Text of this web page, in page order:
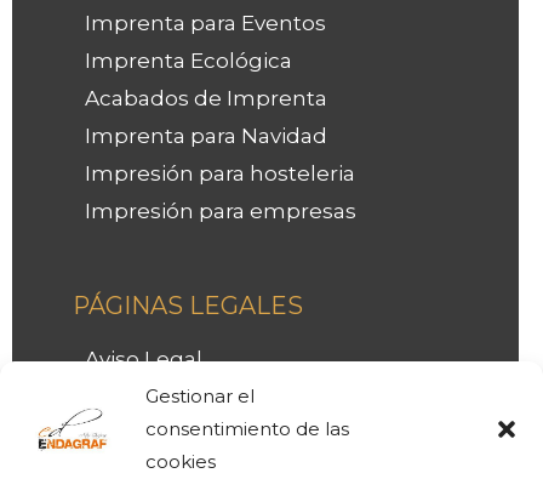
Gestionar el
consentimiento de las
cookies
Imprenta para Eventos
Imprenta Ecológica
Acabados de Imprenta
Imprenta para Navidad
Impresión para hosteleria
Impresión para empresas
PÁGINAS LEGALES
Aviso Legal
Política de Privacidad
LOPD
Política de Cookies
Facebook
Instagram
LinkedIn